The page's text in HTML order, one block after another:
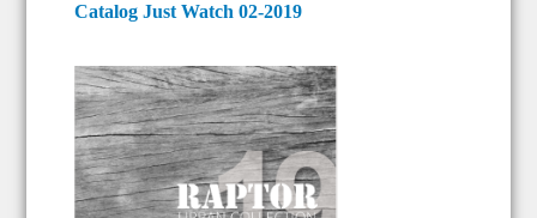
Catalog Just Watch 02-2019